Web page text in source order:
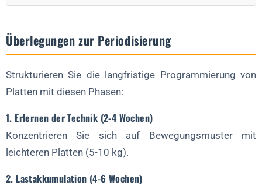
Überlegungen zur Periodisierung
Strukturieren Sie die langfristige Programmierung von
Platten mit diesen Phasen:
1. Erlernen der Technik (2-4 Wochen)
Konzentrieren Sie sich auf Bewegungsmuster mit
leichteren Platten (5-10 kg).
2. Lastakkumulation (4-6 Wochen)